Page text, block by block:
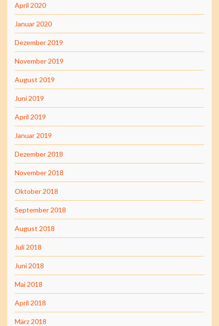
April 2020
Januar 2020
Dezember 2019
November 2019
August 2019
Juni 2019
April 2019
Januar 2019
Dezember 2018
November 2018
Oktober 2018
September 2018
August 2018
Juli 2018
Juni 2018
Mai 2018
April 2018
März 2018